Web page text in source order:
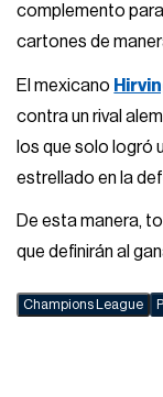
complemento
cartones de
El mexicano
contra un rival
los que solo logró
estrellado en la
De esta manera,
que definirán al
Champions League